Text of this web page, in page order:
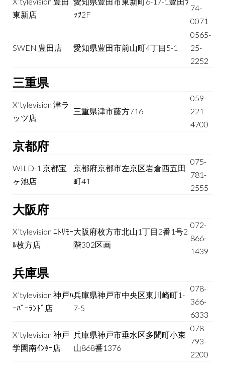
東新店
ｯﾂ2F
74-
0071
SWEN 豊田店 愛知県豊田市前山町4丁目5-1
0565-
25-
2252
三重県
X’tylevision 津ラ
ッツ店
三重県津市藤方716
059-
221-
4700
京都府
WILD-1 京都宝
ヶ池店
京都府京都市左京区岩倉西五田
町41
075-
781-
2555
大阪府
X’tylevision ﾆﾄﾘﾓｰ
ﾙ枚方店
大阪府枚方市北山1丁目2番1号2
階302区画
072-
866-
1439
兵庫県
X’tylevision 神戸ﾊ
ｰﾊﾞｰﾗﾝﾄﾞ店
兵庫県神戸市中央区東川崎町1-
7-5
078-
366-
6333
X’tylevision 神戸
学園南ｲﾝﾀｰ店
兵庫県神戸市垂水区多聞町小束
山868番1376
078-
793-
2200